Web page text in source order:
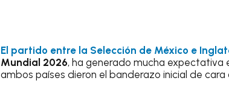
El partido entre la Selección de México e
Mundial 2026, ha generado mucha expectativa
ambos países dieron el banderazo inicial de